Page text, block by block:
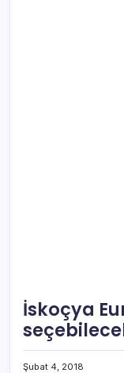
İskoçya
Şubat 4, 2018